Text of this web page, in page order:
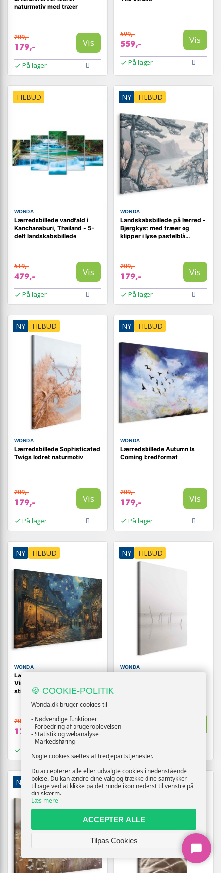
naturmotiv med træer
209,-
179,- Vis
På lager
599,-
559,- Vis
På lager
TILBUD
WONDA
Lærredsbillede vandfald i
Kanchanaburi, Thailand - 5-
delt landskabsbillede
519,-
479,- Vis
På lager
NY TILBUD
WONDA
Landskabsbillede på lærred -
Bjergkyst med træer og
klipper i lyse pastelblå
209,-
179,- Vis
På lager
NY TILBUD
WONDA
Lærredsbillede Sophisticated
Twigs lodret naturmotiv
209,-
179,- Vis
På lager
NY TILBUD
WONDA
Lærredsbillede Autumn Is
Coming bredformat
209,-
179,- Vis
På lager
NY TILBUD
WONDA
Lærredsbillede Paris-gade i
Vincent van Gogh-inspireret
stil
209,-
179,- Vis
NY TILBUD
WONDA
179,-
NY TILBUD NY TILBUD
🍪 COOKIE-POLITIK
Wonda.dk bruger cookies til
- Nødvendige funktioner
- Forbedring af brugeroplevelsen
- Statistik og webanalyse
- Markedsføring
Nogle cookies sættes af tredjepartstjenester.
Du accepterer alle eller udvalgte cookies i nedenstående
bokse. Du kan ændre dine valg og trække dine samtykker
tilbage ved at klikke på det runde ikon nederst til venstre på
din skærm.
Læs mere
ACCEPTER ALLE
Tilpas Cookies